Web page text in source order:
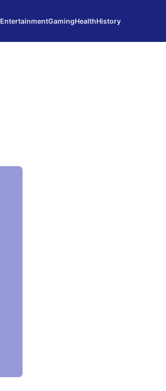
EntertainmentGamingHealthHistory